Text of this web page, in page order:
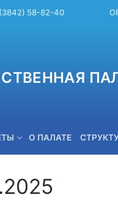
58-82-40
О ПАЛАТЕ